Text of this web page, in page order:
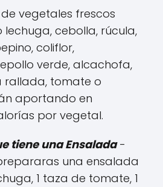
de vegetales frescos
cebolla, rúcula,
coliflor,
verde, alcachofa,
rallada, tomate o
aportando en
por vegetal.
tiene una Ensalada-
una ensalada
1 taza de tomate, 1